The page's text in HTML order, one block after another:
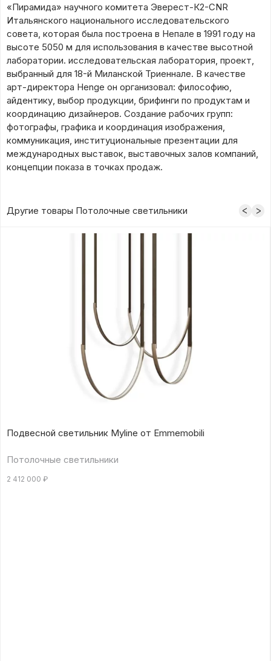
«Пирамида» научного комитета Эверест-К2-CNR
Итальянского национального исследовательского
совета, которая была построена в Непале в 1991 году на
высоте 5050 м для использования в качестве высотной
лаборатории. исследовательская лаборатория, проект,
выбранный для 18-й Миланской Триеннале. В качестве
арт-директора Henge он организовал: философию,
айдентику, выбор продукции, брифинги по продуктам и
координацию дизайнеров. Создание рабочих групп:
фотографы, графика и координация изображения,
коммуникация, институциональные презентации для
международных выставок, выставочных залов компаний,
концепции показа в точках продаж.
Другие товары Потолочные светильники
Подвесной светильник Myline от Emmemobili
Потолочные светильники
2 412 000 ₽